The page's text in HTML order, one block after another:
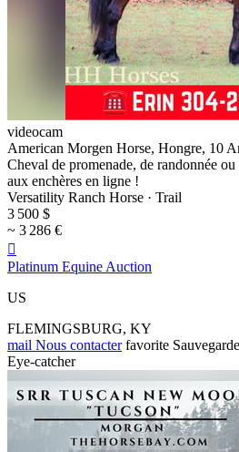
videocam
American Morgen Horse, Hongre, 10
Cheval de promenade, de randonnée
aux enchères en ligne !
Versatility Ranch Horse · Trail
3 500 $
~ 3 286 €

Platinum Equine Auction
US
FLEMINGSBURG, KY
mail Nous contacter favorite
Eye-catcher